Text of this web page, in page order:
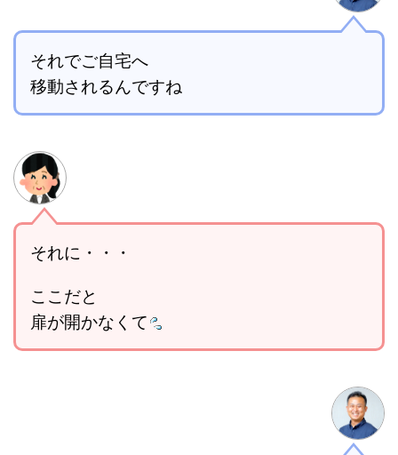
それでご自宅へ
移動されるんですね
それに・・・
ここだと
扉が開かなくて